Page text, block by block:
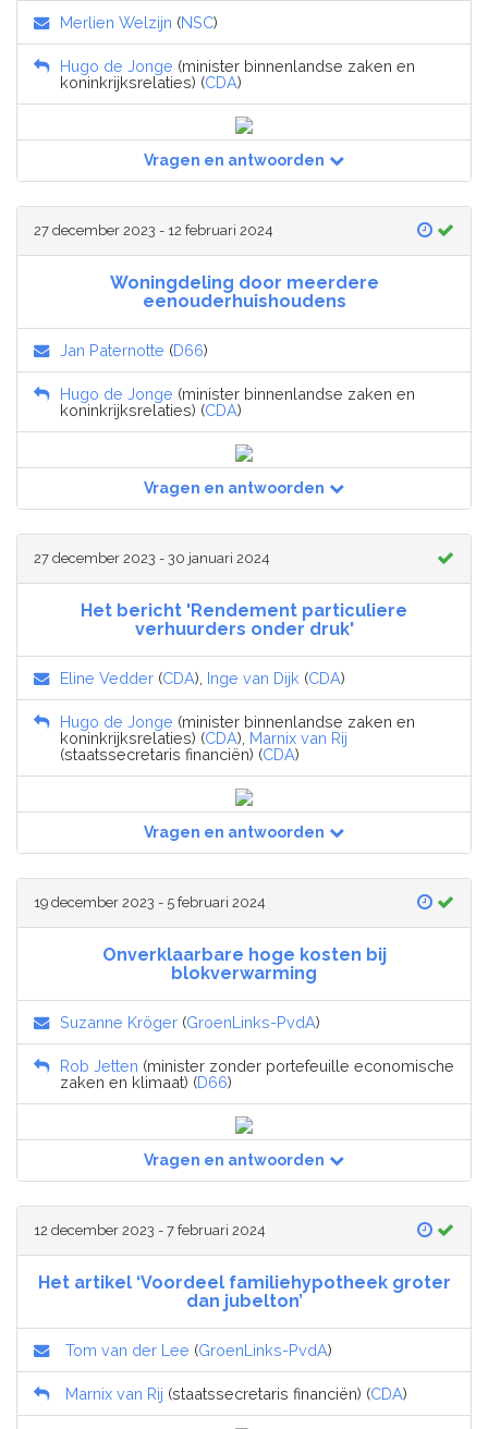
Merlien Welzijn (NSC)
Hugo de Jonge (minister binnenlandse zaken en
koninkrijksrelaties) (CDA)
Vragen en antwoorden
27 december 2023 - 12 februari 2024
Woningdeling door meerdere
eenouderhuishoudens
Jan Paternotte (D66)
Hugo de Jonge (minister binnenlandse zaken en
koninkrijksrelaties) (CDA)
Vragen en antwoorden
27 december 2023 - 30 januari 2024
Het bericht 'Rendement particuliere
verhuurders onder druk'
Eline Vedder (CDA), Inge van Dijk (CDA)
Hugo de Jonge (minister binnenlandse zaken en
koninkrijksrelaties) (CDA), Marnix van Rij
(staatssecretaris financiën) (CDA)
Vragen en antwoorden
19 december 2023 - 5 februari 2024
Onverklaarbare hoge kosten bij
blokverwarming
Suzanne Kröger (GroenLinks-PvdA)
Rob Jetten (minister zonder portefeuille economische
zaken en klimaat) (D66)
Vragen en antwoorden
12 december 2023 - 7 februari 2024
Het artikel ‘Voordeel familiehypotheek groter
dan jubelton’
Tom van der Lee (GroenLinks-PvdA)
Marnix van Rij (staatssecretaris financiën) (CDA)